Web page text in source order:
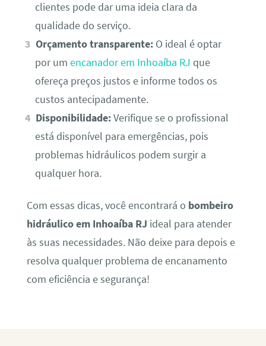
clientes pode dar uma ideia clara da
qualidade do serviço.
Orçamento transparente: O ideal é optar
por um encanador em Inhoaíba RJ que
ofereça preços justos e informe todos os
custos antecipadamente.
Disponibilidade:Verifique se o profissional
está disponível para emergências, pois
problemas hidráulicos podem surgir a
qualquer hora.
Com essas dicas, você encontrará o bombeiro
hidráulico em Inhoaíba RJ ideal para atender
às suas necessidades. Não deixe para depois e
resolva qualquer problema de encanamento
com eficiência e segurança!